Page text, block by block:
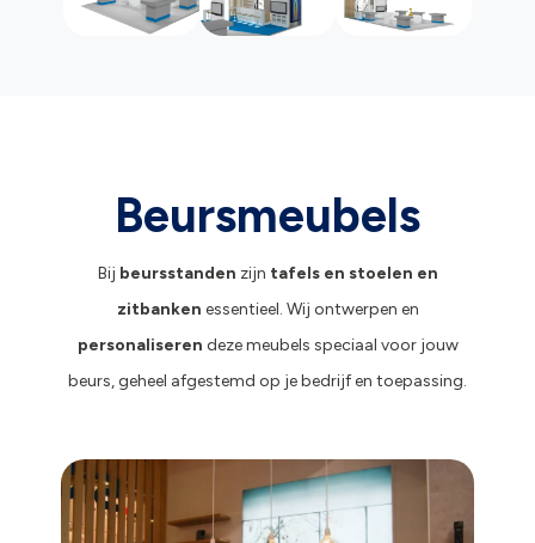
Beursmeubels
Bij beursstanden zijn tafels en stoelen en
zitbanken essentieel. Wij ontwerpen en
personaliseren deze meubels speciaal voor jouw
beurs, geheel afgestemd op je bedrijf en toepassing.